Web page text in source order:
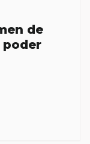
de
poder